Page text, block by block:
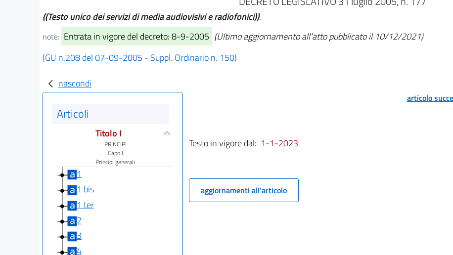
((Testo unico dei servizi di media audiovisivi e radiofonici)).
note: Entrata in vigore del decreto: 8-9-2005 (Ultimo aggiornamento all'atto pubblicato il 10/12/2021)
(GU n.208 del 07-09-2005 - Suppl. Ordinario n. 150)
nascondi
Articoli
Titolo I
PRINCIPI
Capo I
Principi generali
1
1 bis
1 ter
2
3
4
articolo
Testo in vigore dal: 1-1-2023
aggiornamenti all'articolo